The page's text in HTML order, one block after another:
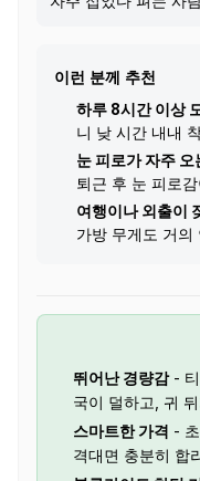
이런 분께 추천
하루 8시간 이상
니 낮 시간 내내
눈 피로가 자주 오
퇴근 후 눈 피로
여행이나 외출이
가방 무게도 거의
뛰어난 경량감- 티
국이 덜하고, 귀
스마트한 가격 -
격대면 충분히 합